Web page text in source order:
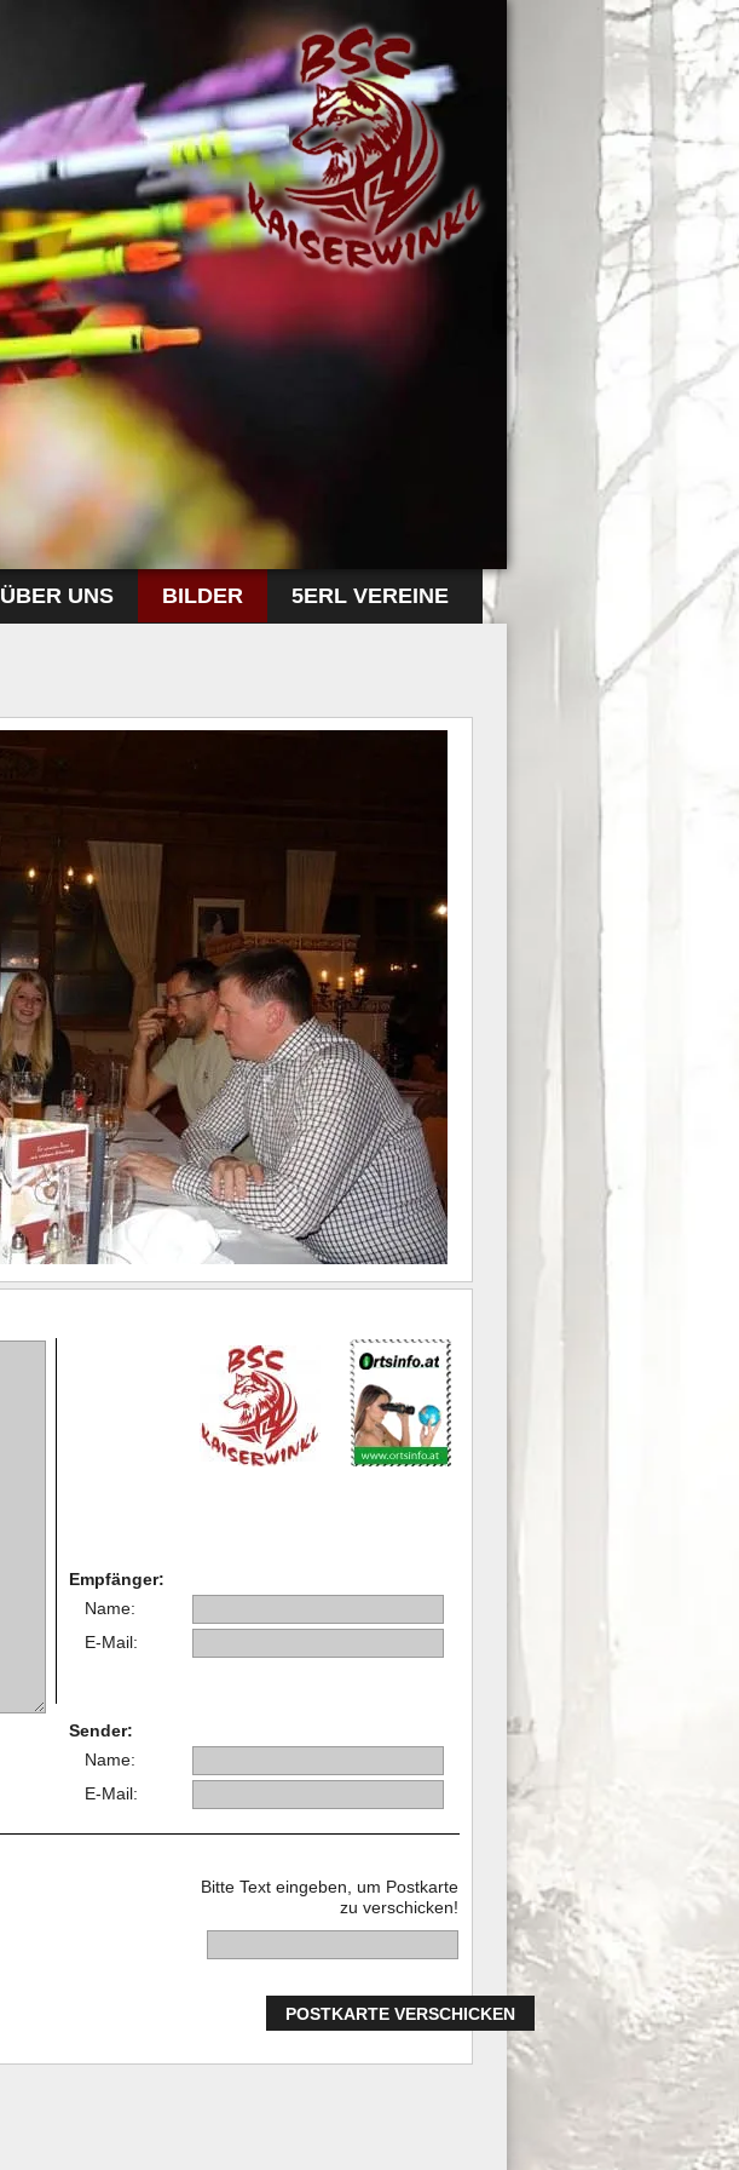
ÜBER UNS BILDER 5ERL VEREINE
Empfänger:
Name:
E-Mail:
Sender:
Name:
E-Mail:
Bitte Text eingeben, um Postkarte
zu verschicken!